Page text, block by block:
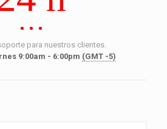
para nuestros clientes.
9:00am - 6:00pm (GMT -5)